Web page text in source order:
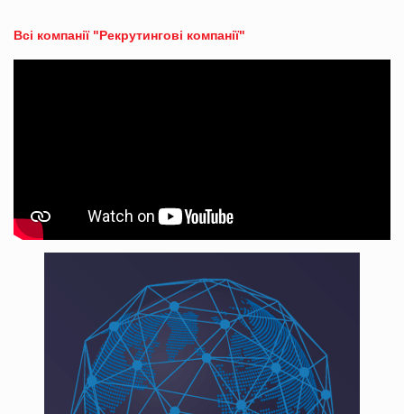
Всі компанії "Рекрутингові компанії"